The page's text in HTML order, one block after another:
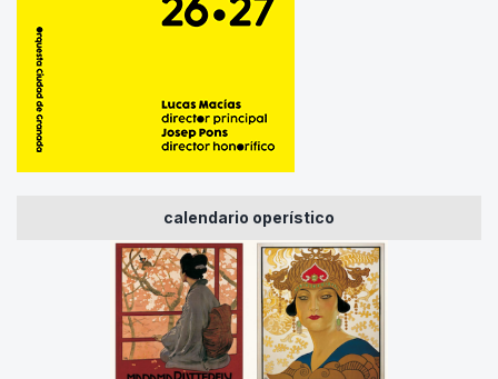
calendario operístico